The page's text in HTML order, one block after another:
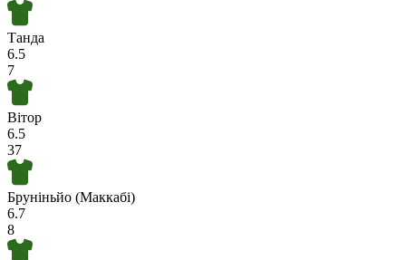
Танда
6.5
7
Вітор
6.5
37
Бруніньйо (Маккабі)
6.7
8